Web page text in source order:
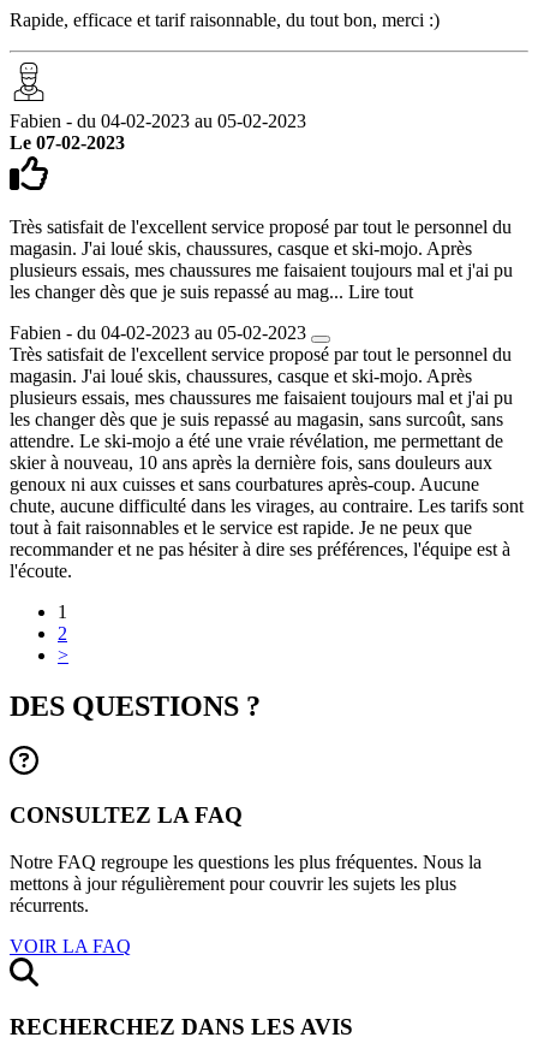
Rapide, efficace et tarif raisonnable, du tout bon, merci :)
Fabien - du 04-02-2023 au 05-02-2023
Le 07-02-2023
Très satisfait de l'excellent service proposé par tout le personnel du
magasin. J'ai loué skis, chaussures, casque et ski-mojo. Après
plusieurs essais, mes chaussures me faisaient toujours mal et j'ai pu
les changer dès que je suis repassé au mag... Lire tout
Fabien - du 04-02-2023 au 05-02-2023
Très satisfait de l'excellent service proposé par tout le personnel du
magasin. J'ai loué skis, chaussures, casque et ski-mojo. Après
plusieurs essais, mes chaussures me faisaient toujours mal et j'ai pu
les changer dès que je suis repassé au magasin, sans surcoût, sans
attendre. Le ski-mojo a été une vraie révélation, me permettant de
skier à nouveau, 10 ans après la dernière fois, sans douleurs aux
genoux ni aux cuisses et sans courbatures après-coup. Aucune
chute, aucune difficulté dans les virages, au contraire. Les tarifs sont
tout à fait raisonnables et le service est rapide. Je ne peux que
recommander et ne pas hésiter à dire ses préférences, l'équipe est à
l'écoute.
1
2
>
DES QUESTIONS ?
CONSULTEZ LA FAQ
Notre FAQ regroupe les questions les plus fréquentes. Nous la
mettons à jour régulièrement pour couvrir les sujets les plus
récurrents.
VOIR LA FAQ
RECHERCHEZ DANS LES AVIS